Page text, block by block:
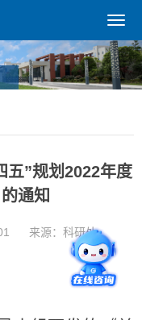
五”规划2022年度
通知
来源：科研处